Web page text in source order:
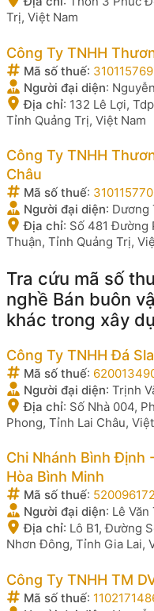
Trị, Việt Nam
Công Ty TNHH
Mã số thuế:
Người đại diện:
Địa chỉ: 132 Lê Lợi,
Tỉnh Quảng Trị, Việt Nam
Công Ty TNHH
Châu
Mã số thuế:
Người đại diện: Dương
Địa chỉ: Số 481 Đường
Thuận, Tỉnh Quảng Trị,
Tra cứu mã số
nghề Bán buôn
khác trong xây
Công Ty TNHH Đá
Mã số thuế:
Người đại diện: Trịnh
Địa chỉ: Số Nhà 004,
Phong, Tỉnh Lai Châu,
Chi Nhánh Bình Định
Hòa Bình Minh
Mã số thuế:
Người đại diện: Lê Văn
Địa chỉ: Lô B1, Đường
Nhơn Đông, Tỉnh Gia Lai,
Công Ty TNHH TM
Mã số thuế: